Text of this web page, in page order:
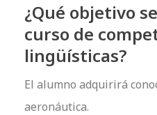
¿Qué objetivo
curso de
lingüísticas?
El alumno adquirirá
aeronáutica.